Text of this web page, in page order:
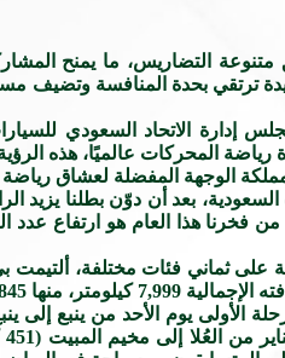
متنوعة التضاريس، ما يمنح
جديدة ترتقي بحدة المنافسة
إدارة الاتحاد السعودي
رياضة المحركات عالميًا، هذه
في مسيرة رياضة المحركات السعودية، بعد
من فخرنا هذا العام هو ارتفاع
مشاركة 812 متسابقًا من 69 دولة، يتنافسون عبر 433 مركبة
خاضعة للتوقيت.